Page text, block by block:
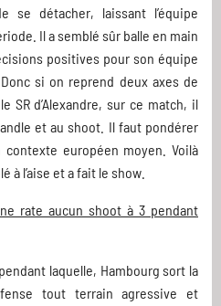
se détacher, laissant l’équipe
Il a semblé sûr balle en main
positives pour son équipe
si on reprend deux axes de
SR d’Alexandre, sur ce match, il
et au shoot. Il faut pondérer
contexte européen moyen. Voilà
à l’aise et a fait le show.
rate aucun shoot à 3 pendant
laquelle, Hambourg sort la
tout terrain agressive et